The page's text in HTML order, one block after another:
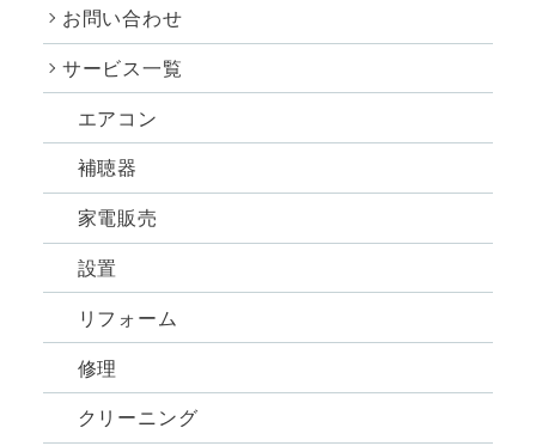
お問い合わせ
サービス一覧
エアコン
補聴器
家電販売
設置
リフォーム
修理
クリーニング